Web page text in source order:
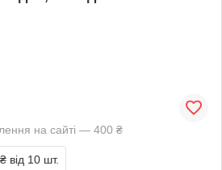
на сайті — 400 ₴
від 10 шт.